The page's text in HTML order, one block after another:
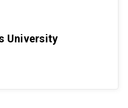
University